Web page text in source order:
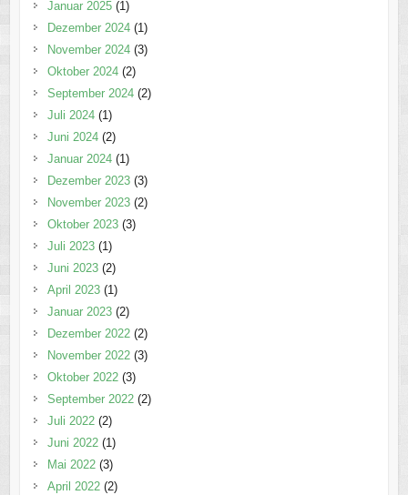
Januar 2025(1)
Dezember 2024(1)
November 2024(3)
Oktober 2024(2)
September 2024(2)
Juli 2024(1)
Juni 2024(2)
Januar 2024(1)
Dezember 2023(3)
November 2023(2)
Oktober 2023(3)
Juli 2023(1)
Juni 2023(2)
April 2023(1)
Januar 2023(2)
Dezember 2022(2)
November 2022(3)
Oktober 2022(3)
September 2022(2)
Juli 2022(2)
Juni 2022(1)
Mai 2022(3)
April 2022(2)